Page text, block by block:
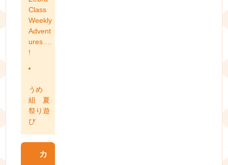
Class
Weekly
Advent
ures….
!
うめ
組 夏
祭り遊
び
カ